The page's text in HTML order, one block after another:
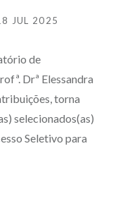
JUL 2025
de
Drª Elessandra
torna
selecionados(as)
Seletivo para